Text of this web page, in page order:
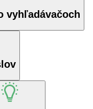
vyhľadávačoch